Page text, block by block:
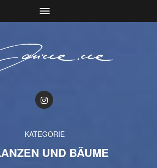
KATEGORIE
UND BÄUME